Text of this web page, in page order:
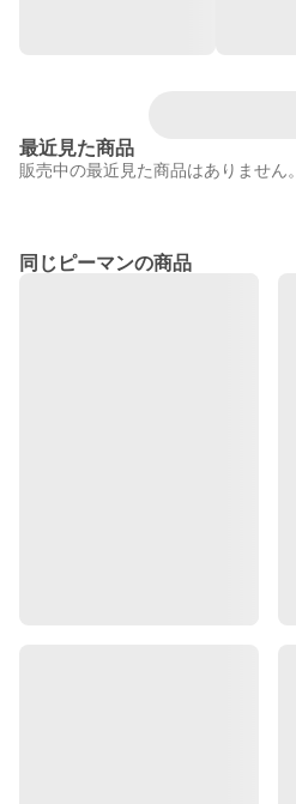
最近見た商品
販売中の最近見た商品はありません。
同じピーマンの商品